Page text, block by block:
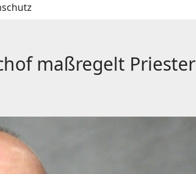
maßregelt Priester